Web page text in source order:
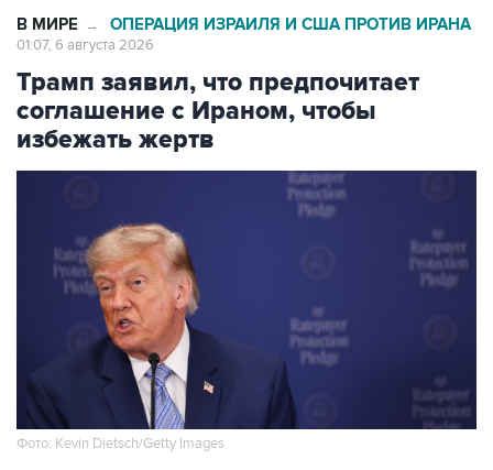
В МИРЕ → ОПЕРАЦИЯ ИЗРАИЛЯ И США ПРОТИВ ИРАНА
01:07, 6 августа 2026
Трамп заявил, что предпочитает
соглашение с Ираном, чтобы
избежать жертв
Фото: Kevin Dietsch/Getty Images